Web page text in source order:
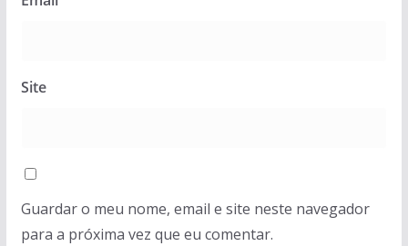
Site
Guardar o meu nome, email e site neste navegador
para a próxima vez que eu comentar.